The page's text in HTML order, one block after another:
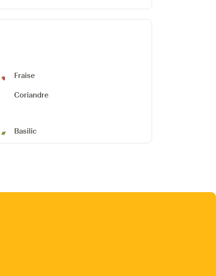
Fraise
Coriandre
Basilic